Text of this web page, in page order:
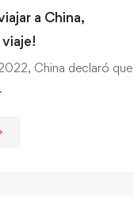
a China,
China declaró que